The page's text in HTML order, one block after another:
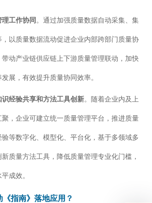
工作协同 。通过加强质量数据自动采集、集
以质量数据流动促进企业内部跨部门质量协
带动产业链供应链上下游质量管理联动，加快
展，有效提升质量协同效率。
经验共享和方法工具创新。随着企业内及上
，企业可建立统一质量管理平台，推进质量
等数字化、模型化、平台化，基于多领域多
质量方法工具，降低质量管理专业化门槛，
成效。
《指南》落地应用？